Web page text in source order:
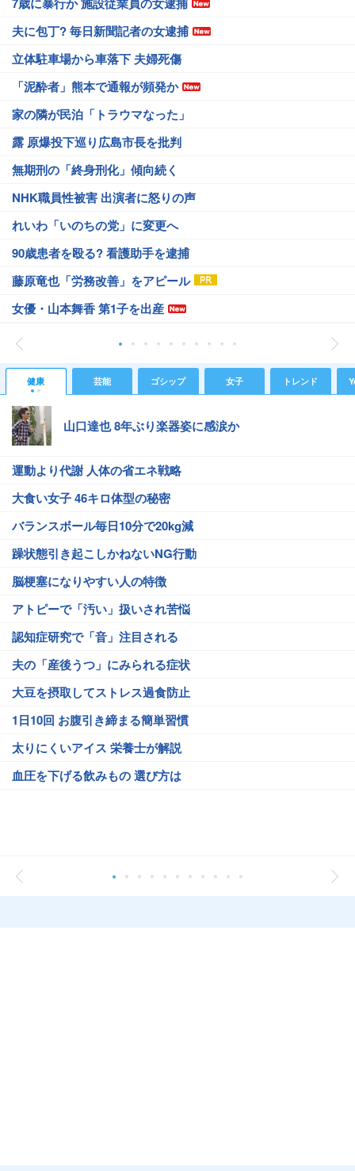
夫に包丁? 毎日新聞記者の女逮捕
立体駐車場から車落下 夫婦死傷
「泥酔者」熊本で通報が頻発か
家の隣が民泊「トラウマなった」
露 原爆投下巡り広島市長を批判
無期刑の「終身刑化」傾向続く
NHK職員性被害 出演者に怒りの声
れいわ「いのちの党」に変更へ
90歳患者を殴る? 看護助手を逮捕
藤原竜也「労務改善」をアピール
女優・山本舞香 第1子を出産
健康 芸能 ゴシップ 女子 トレンド
山口達也 8年ぶり楽器姿に感涙か
運動より代謝 人体の省エネ戦略
大食い女子 46キロ体型の秘密
バランスボール毎日10分で20kg減
躁状態引き起こしかねないNG行動
脳梗塞になりやすい人の特徴
アトピーで「汚い」扱いされ苦悩
認知症研究で「音」注目される
夫の「産後うつ」にみられる症状
大豆を摂取してストレス過食防止
1日10回 お腹引き締まる簡単習慣
太りにくいアイス 栄養士が解説
血圧を下げる飲みもの 選び方は